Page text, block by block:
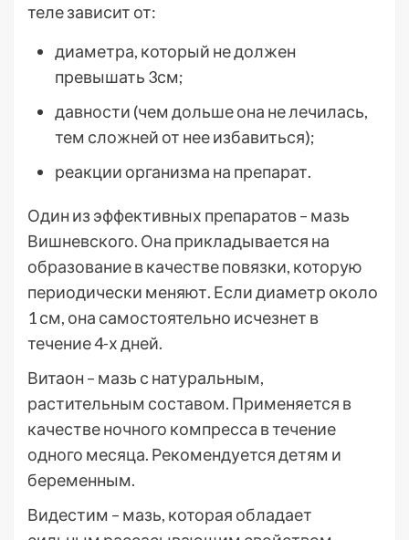
теле зависит от:
диаметра, который не должен
превышать 3см;
давности (чем дольше она не лечилась,
тем сложней от нее избавиться);
реакции организма на препарат.
Один из эффективных препаратов – мазь
Вишневского. Она прикладывается на
образование в качестве повязки, которую
периодически меняют. Если диаметр около
1 см, она самостоятельно исчезнет в
течение 4-х дней.
Витаон – мазь с натуральным,
растительным составом. Применяется в
качестве ночного компресса в течение
одного месяца. Рекомендуется детям и
беременным.
Видестим – мазь, которая обладает